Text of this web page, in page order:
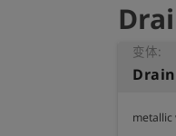
变体:
metallic